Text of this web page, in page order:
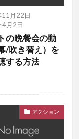
11月22日
4月2日
の晩餐会の動
/吹き替え）を
する方法
アクション